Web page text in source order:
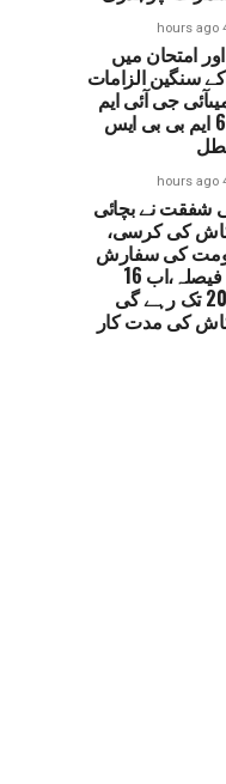
4
امتحان میں
سنگین الزامات
جی آئی ایم
ایس کے 6 ایم بی بی ایس
4
شفقت نے بچائی
کی کرسی،
کی سفارش
پر لیا گیا فیصلہ،اب 16
مارچ 2027 تک رہے گی
کی مدت کار